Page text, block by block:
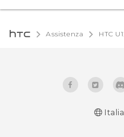
Assistenza HTC
Italia